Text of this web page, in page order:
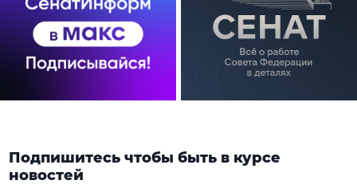
Подпишитесь чтобы быть в курсе
новостей